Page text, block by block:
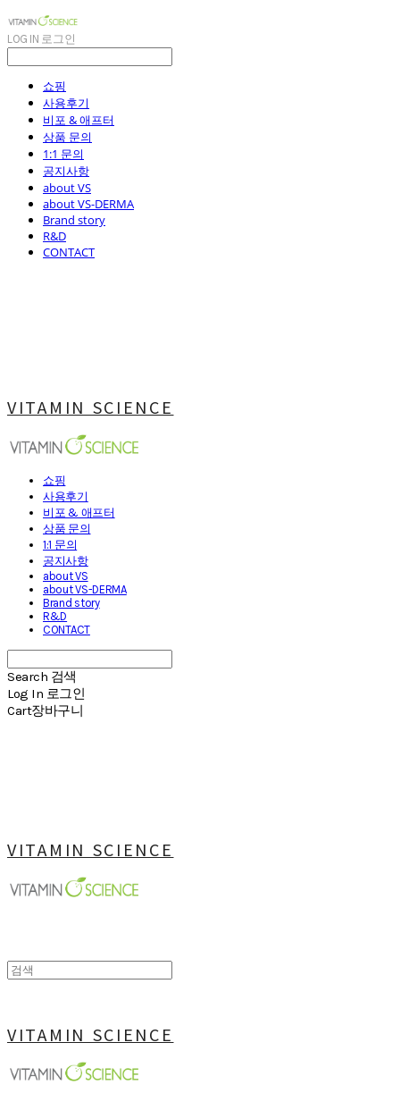
LOG IN 로그인
쇼핑
사용후기
비포 & 애프터
상품 문의
1:1 문의
공지사항
about VS
about VS-DERMA
Brand story
R&D
CONTACT
VITAMIN SCIENCE
쇼핑
사용후기
비포 & 애프터
상품 문의
1:1 문의
공지사항
about VS
about VS-DERMA
Brand story
R&D
CONTACT
Search 검색
Log In 로그인
Cart장바구니
VITAMIN SCIENCE
VITAMIN SCIENCE